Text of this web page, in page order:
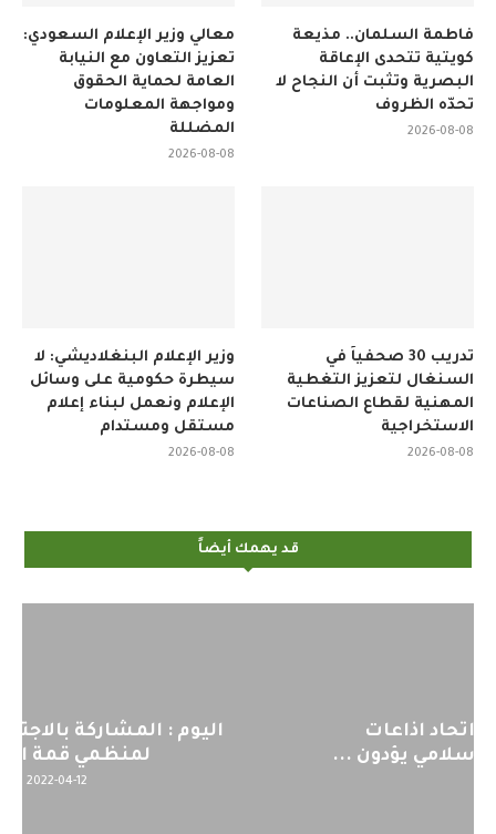
معالي وزير الإعلام السعودي:
تعزيز التعاون مع النيابة
العامة لحماية الحقوق
ومواجهة المعلومات
المضللة
2026-08-08
فاطمة السلمان.. مذيعة
كويتية تتحدى الإعاقة
البصرية وتثبت أن النجاح لا
تحدّه الظروف
2026-08-08
وزير الإعلام البنغلاديشي: لا
سيطرة حكومية على وسائل
الإعلام ونعمل لبناء إعلام
مستقل ومستدام
2026-08-08
تدريب 30 صحفياً في
السنغال لتعزيز التغطية
المهنية لقطاع الصناعات
الاستخراجية
2026-08-08
قد يهمك أيضاً
اليوم : المشاركة بالاجتماع التحضيري
لمنظمي قمة اسيا...